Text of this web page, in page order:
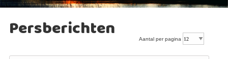
Persberichten Aantal per pagina